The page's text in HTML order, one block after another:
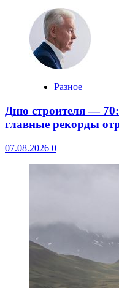
Разное
Дню строителя —
главные рекорды
07.08.2026 0